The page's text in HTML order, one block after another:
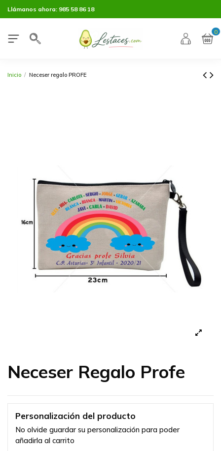
Llámanos ahora: 985 58 86 18
0
Inicio Neceser regalo PROFE
Neceser Regalo Profe
Personalización del producto
No olvide guardar su personalización para poder
añadirla al carrito